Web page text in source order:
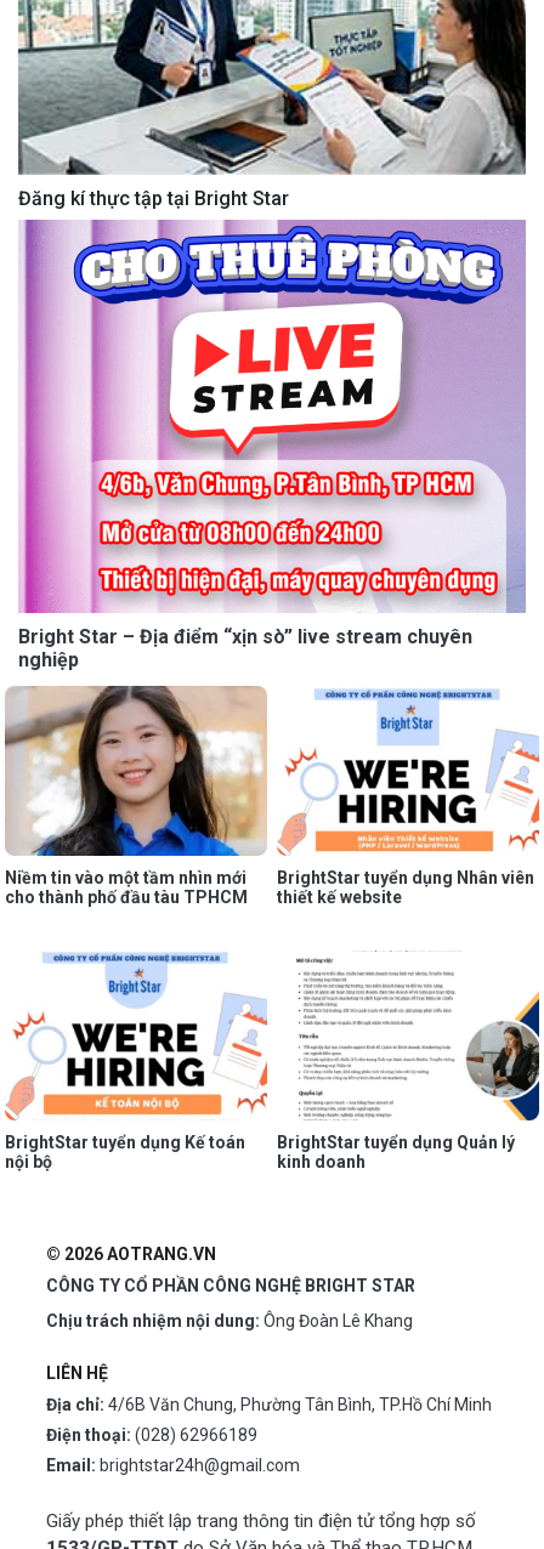
Đăng kí thực tập tại Bright Star
Bright Star – Địa điểm “xịn sò” live stream chuyên
nghiệp
Niềm tin vào một tầm nhìn mới
cho thành phố đầu tàu TPHCM
BrightStar tuyển dụng Nhân viên
thiết kế website
BrightStar tuyển dụng Kế toán
nội bộ
BrightStar tuyển dụng Quản lý
kinh doanh
© 2026 AOTRANG.VN
CÔNG TY CỔ PHẦN CÔNG NGHỆ BRIGHT STAR
Chịu trách nhiệm nội dung: Ông Đoàn Lê Khang
LIÊN HỆ
Địa chỉ: 4/6B Văn Chung, Phường Tân Bình, TP.Hồ Chí Minh
Điện thoại: (028) 62966189
Email: brightstar24h@gmail.com
Giấy phép thiết lập trang thông tin điện tử tổng hợp số